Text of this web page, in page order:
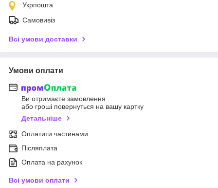
Укрпошта
Самовивіз
Всі умови доставки
Умови оплати
Ви отримаєте замовлення
або гроші повернуться на вашу картку
Детальніше
Оплатити частинами
Післяплата
Оплата на рахунок
Всі умови оплати